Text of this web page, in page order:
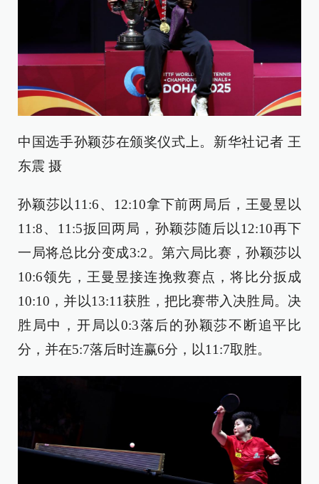
中国选手孙颖莎在颁奖仪式上。新华社记者 王
东震 摄
孙颖莎以11:6、12:10拿下前两局后，王曼昱以
11:8、11:5扳回两局，孙颖莎随后以12:10再下
一局将总比分变成3:2。第六局比赛，孙颖莎以
10:6领先，王曼昱接连挽救赛点，将比分扳成
10:10，并以13:11获胜，把比赛带入决胜局。决
胜局中，开局以0:3落后的孙颖莎不断追平比
分，并在5:7落后时连赢6分，以11:7取胜。